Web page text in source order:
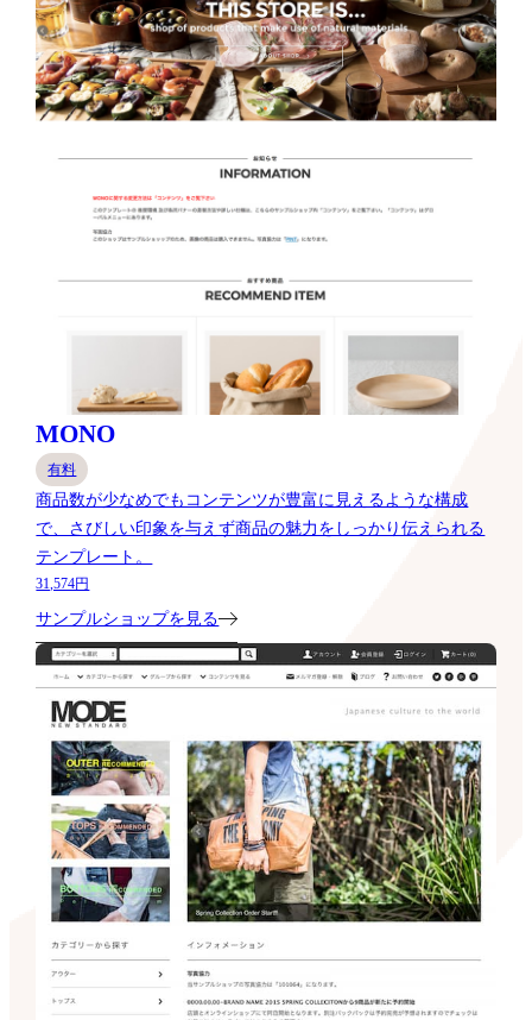
MONO
有料
商品数が少なめでもコンテンツが豊富に見えるような構成
で、さびしい印象を与えず商品の魅力をしっかり伝えられる
テンプレート。
31,574円
サンプルショップを見る